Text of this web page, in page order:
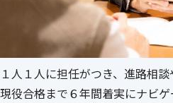
１人１人に担任がつき、進路相
現役合格まで６年間着実にナビゲ